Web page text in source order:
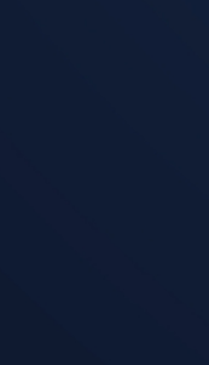
với Tiến Thành,
rẻ nhất có thể mua